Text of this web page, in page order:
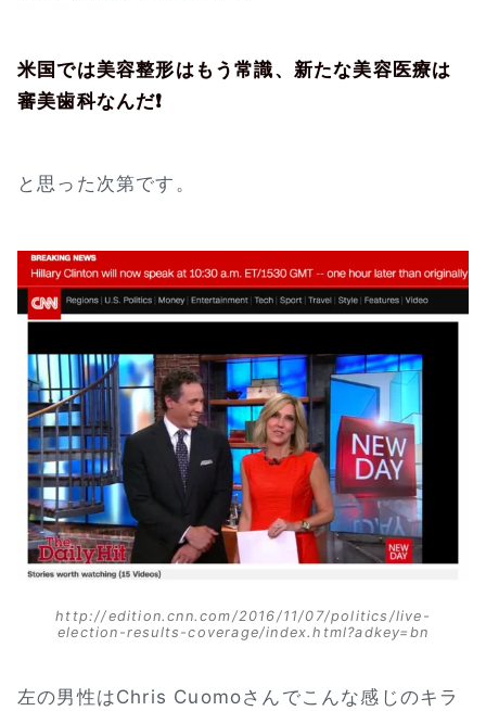
米国では美容整形はもう常識、新たな美容医療は
審美歯科なんだ❗
と思った次第です。
http://edition.cnn.com/2016/11/07/politics/live-
election-results-coverage/index.html?adkey=bn
左の男性はChris Cuomoさんでこんな感じのキラ